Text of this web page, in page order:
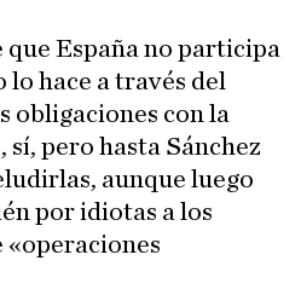
España no participa
lo hace a través del
obligaciones con la
sí, pero hasta Sánchez
aunque luego
por idiotas a los
«operaciones